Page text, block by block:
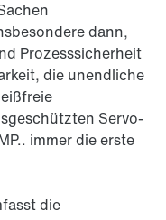
dann,
Prozesssicherheit
die unendliche
Servo-
immer die erste
die